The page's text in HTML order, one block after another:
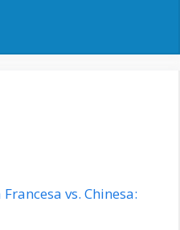
vs. Chinesa: